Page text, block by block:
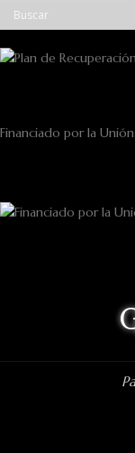
Financiado por la